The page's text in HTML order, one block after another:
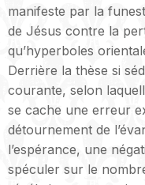
manifeste par la
de Jésus contre la
qu’hyperboles
Derrière la thèse si
courante, selon
se cache une erreur
détournement de
l’espérance, une
spéculer sur le